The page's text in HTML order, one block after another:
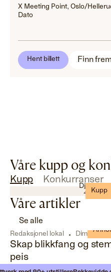
X Meeting Point, Oslo/
Dato
Hent billett Finn
Våre kupp og
Kupp Konkurranser
Kupp
25% på
Våre artikler
Se alle
Redaksjonel lokal
Skap blikkfang og
peis